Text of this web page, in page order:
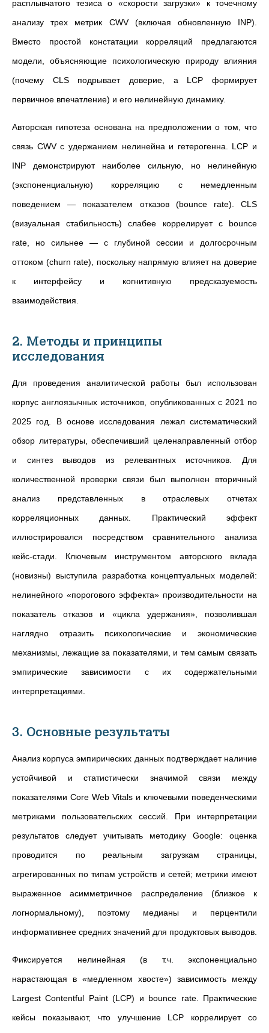
расплывчатого тезиса о «скорости загрузки» к точечному
анализу трех метрик CWV (включая обновленную INP).
Вместо простой констатации корреляций предлагаются
модели, объясняющие психологическую природу влияния
(почему CLS подрывает доверие, а LCP формирует
первичное впечатление) и его нелинейную динамику.
Авторская гипотеза основана на предположении о том, что
связь CWV с удержанием нелинейна и гетерогенна. LCP и
INP демонстрируют наиболее сильную, но нелинейную
(экспоненциальную) корреляцию с немедленным
поведением — показателем отказов (bounce rate). CLS
(визуальная стабильность) слабее коррелирует с bounce
rate, но сильнее — с глубиной сессии и долгосрочным
оттоком (churn rate), поскольку напрямую влияет на доверие
к интерфейсу и когнитивную предсказуемость
взаимодействия.
2. Методы и принципы
исследования
Для проведения аналитической работы был использован
корпус англоязычных источников, опубликованных с 2021 по
2025 год.
В основе исследования лежал систематический
обзор литературы, обеспечивший целенаправленный отбор
и синтез выводов из релевантных источников. Для
количественной проверки связи был выполнен вторичный
анализ представленных в отраслевых отчетах
корреляционных данных. Практический эффект
иллюстрировался посредством сравнительного анализа
кейс-стади. Ключевым инструментом авторского вклада
(новизны) выступила разработка концептуальных моделей:
нелинейного «порогового эффекта» производительности на
показатель отказов и «цикла удержания», позволившая
наглядно отразить психологические и экономические
механизмы, лежащие за показателями, и тем самым связать
эмпирические зависимости с их содержательными
интерпретациями.
3. Основные результаты
Анализ корпуса эмпирических данных подтверждает наличие
устойчивой и статистически значимой связи между
показателями Core Web Vitals и ключевыми поведенческими
метриками пользовательских сессий. При интерпретации
результатов следует учитывать методику Google: оценка
проводится по реальным загрузкам страницы,
агрегированных по типам устройств и сетей; метрики имеют
выраженное асимметричное распределение (близкое к
логнормальному), поэтому медианы и перцентили
информативнее средних значений для продуктовых выводов.
Фиксируется нелинейная (в т.ч. экспоненциально
нарастающая в «медленном хвосте») зависимость между
Largest Contentful Paint (LCP) и bounce rate. Практические
кейсы показывают, что улучшение LCP коррелирует со